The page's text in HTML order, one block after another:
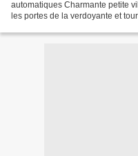
automatiques Charmante petite
les portes de la verdoyante et